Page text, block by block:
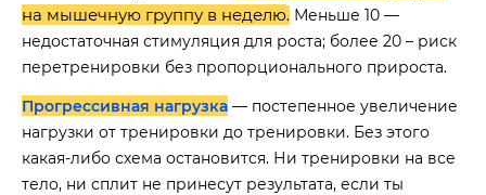
на мышечную группу в неделю. Меньше 10 —
недостаточная стимуляция для роста; более 20 – риск
перетренировки без пропорционального прироста.
Прогрессивная нагрузка — постепенное увеличение
нагрузки от тренировки до тренировки. Без этого
какая-либо схема остановится. Ни тренировки на все
тело, ни сплит не принесут результата, если ты